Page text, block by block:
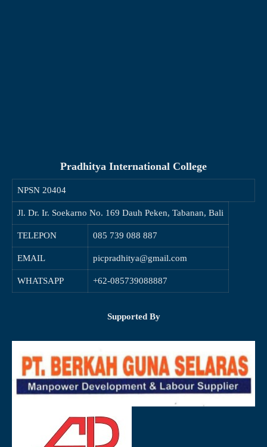
Pradhitya International College
NPSN 20404
Jl. Dr. Ir. Soekarno No. 169 Dauh Peken, Tabanan, Bali
TELEPON 085 739 088 887
EMAIL picpradhitya@gmail.com
WHATSAPP +62-085739088887
Supported By